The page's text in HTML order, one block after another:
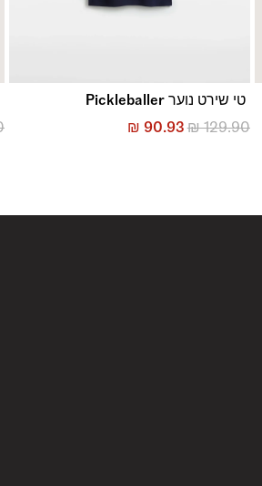
טי שירט נוער Pickleballer
₪129.90
₪ 90.93